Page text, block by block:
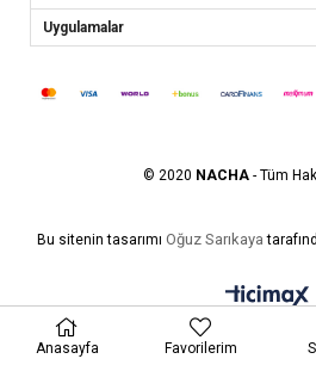
Uygulamalar
© 2020 NACHA - Tüm
Bu sitenin tasarımı Oğuz Sarıkaya
Anasayfa Favorilerim